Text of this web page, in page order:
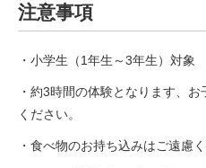
注意事項
・小学生（1年生～3年生）対象
・約3時間の体験となります、
ください。
・食べ物のお持ち込みはご遠慮く